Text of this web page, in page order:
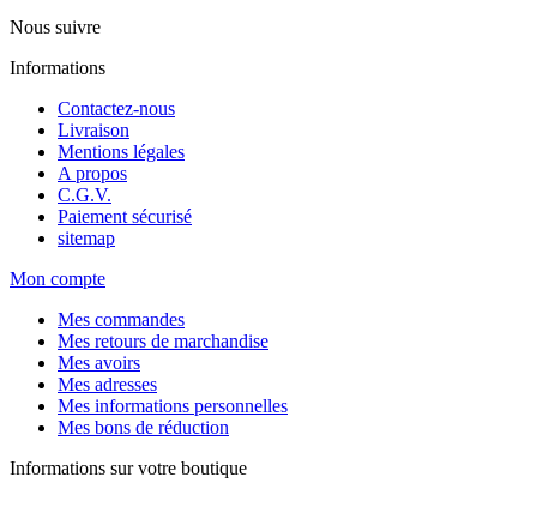
Nous suivre
Informations
Contactez-nous
Livraison
Mentions légales
A propos
C.G.V.
Paiement sécurisé
sitemap
Mon compte
Mes commandes
Mes retours de marchandise
Mes avoirs
Mes adresses
Mes informations personnelles
Mes bons de réduction
Informations sur votre boutique